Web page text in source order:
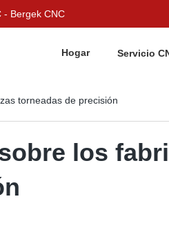
- Bergek CNC
Hogar Servicio
torneadas de precisión
los